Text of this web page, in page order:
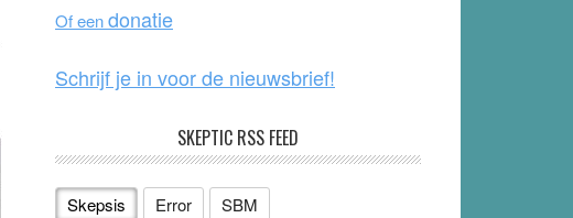
k
Of eendonatie
Schrijf je in voor de nieuwsbrief!
SKEPTIC RSS FEED
Skepsis Error SBM